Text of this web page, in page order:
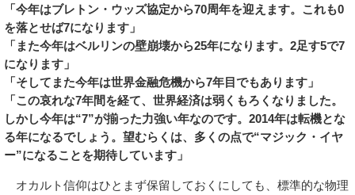
「今年はブレトン・ウッズ協定から70周年を迎えます。これも0
を落とせば7になります」
「また今年はベルリンの壁崩壊から25年になります。2足す5で7
になります」
「そしてまた今年は世界金融危機から7年目でもあります」
「この哀れな7年間を経て、世界経済は弱くもろくなりました。
しかし今年は“7”が揃った力強い年なのです。2014年は転機とな
る年になるでしょう。望むらくは、多くの点で“マジック・イヤ
ー”になることを期待しています」
オカルト信仰はひとまず保留しておくにしても、標準的な物理